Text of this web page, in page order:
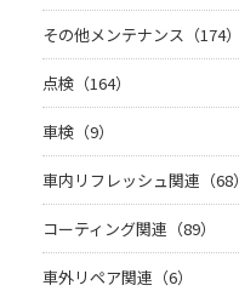
その他メンテナンス（174）
点検（164）
車検（9）
車内リフレッシュ関連（68）
コーティング関連（89）
車外リペア関連（6）